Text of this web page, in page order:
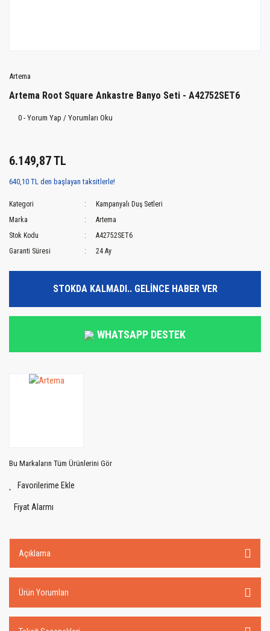
Artema
Artema Root Square Ankastre Banyo Seti - A42752SET6
0 - Yorum Yap / Yorumları Oku
6.149,87 TL
640,10 TL den başlayan taksitlerle!
Kategori
Kampanyalı Duş Setleri
Marka
Artema
Stok Kodu
A42752SET6
Garanti Süresi
24 Ay
STOKDA KALMADI.. GELİNCE HABER VER
WHATSAPP DESTEK
Bu Markaların Tüm Ürünlerini Gör
Fiyat Alarmı
Açıklama
Ürün Yorumları